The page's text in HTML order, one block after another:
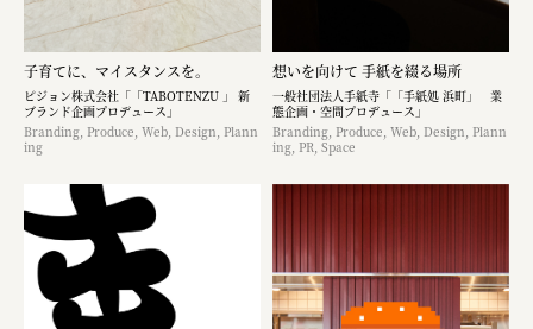
子育てに、マイスタンスを。
ピジョン株式会社「「TABOTENZU 」 新
ブランド企画プロデュース」
Branding, Produce, Web, Design, Plann
ing
想いを向けて 手紙を綴る場所
一般社団法人手紙寺「「手紙処 浜町」 業
態企画・空間プロデュース」
Branding, Produce, Web, Design, Plann
ing, PR, Space